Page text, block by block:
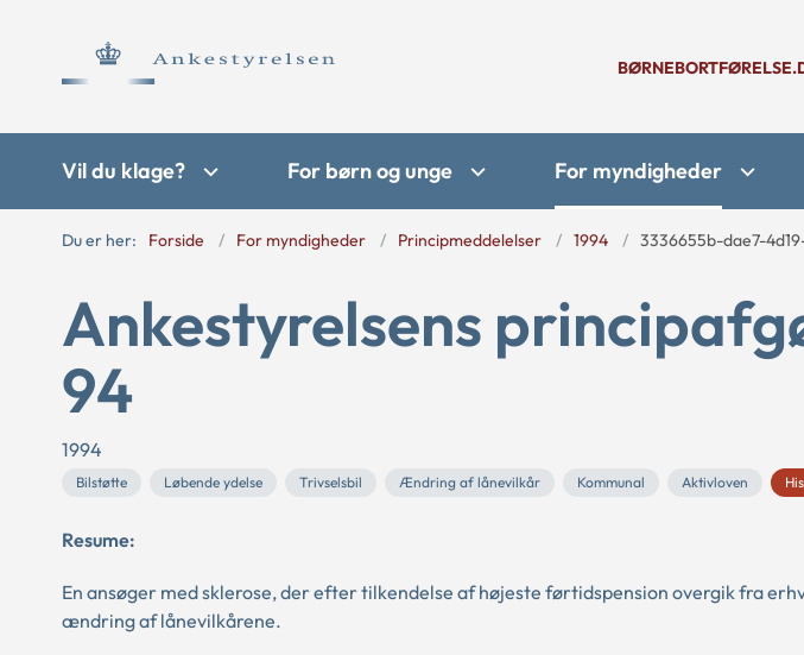
Vil du klage? For børn og unge For myndigheder
Du er her: Forside For myndigheder Principmeddelelser 1994 3336655b-dae7-
Ankestyrelsens
94
1994
Bilstøtte Løbende ydelse Trivselsbil Ændring af lånevilkår Kommunal Aktivloven
Resume:
En ansøger med sklerose, der efter tilkendelse af højeste førtidspension overgik fra
ændring af lånevilkårene.